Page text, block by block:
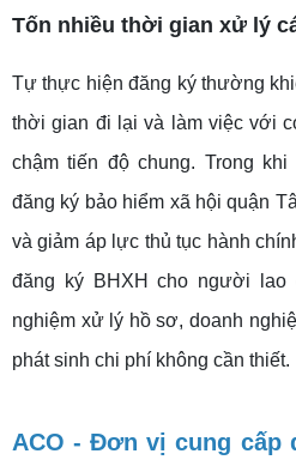
Tốn nhiều thời gian xử lý
Tự thực hiện đăng ký thường
thời gian đi lại và làm việc với
chậm tiến độ chung. Trong
đăng ký bảo hiểm xã hội quận
và giảm áp lực thủ tục hành
đăng ký BHXH cho người lao
nghiệm xử lý hồ sơ, doanh
phát sinh chi phí không cần thiết.
ACO - Đơn vị cung cấp